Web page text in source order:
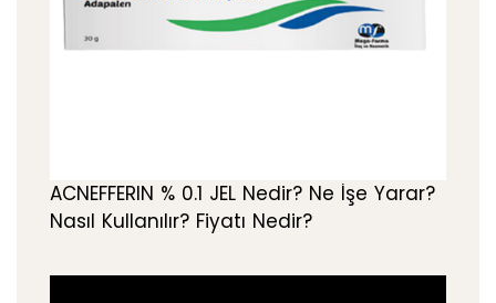
ACNEFFERIN % 0.1 JEL Nedir? Ne İşe Yarar?
Nasıl Kullanılır? Fiyatı Nedir?